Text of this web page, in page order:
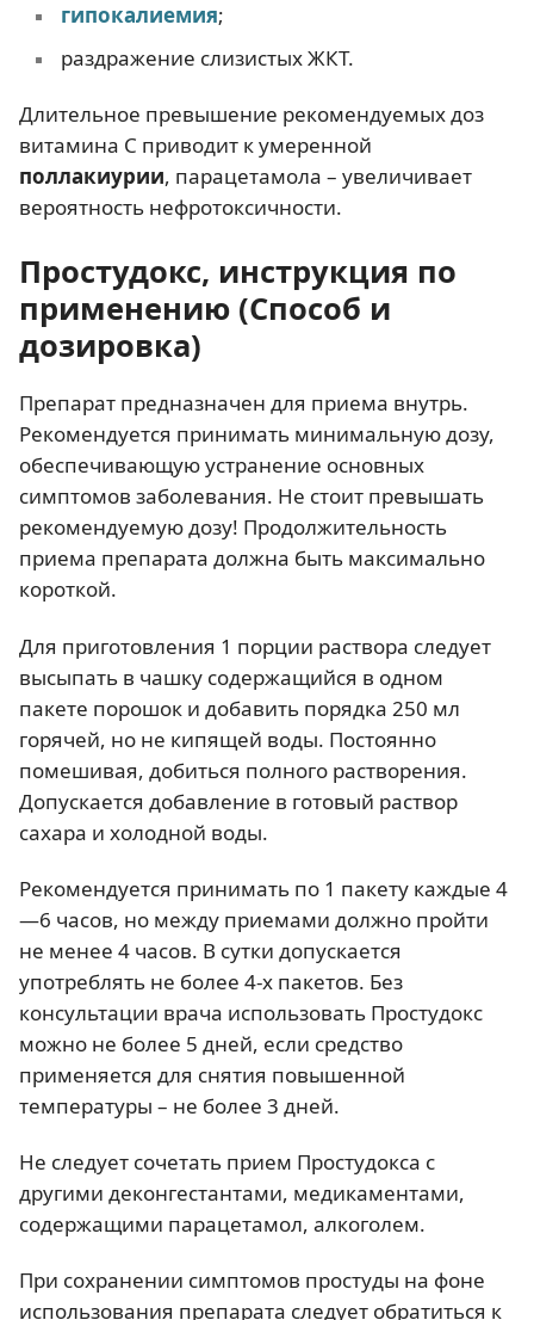
гипокалиемия;
раздражение слизистых ЖКТ.
Длительное превышение рекомендуемых доз
витамина С приводит к умеренной
поллакиурии, парацетамола – увеличивает
вероятность нефротоксичности.
Простудокс, инструкция по
применению (Способ и
дозировка)
Препарат предназначен для приема внутрь.
Рекомендуется принимать минимальную дозу,
обеспечивающую устранение основных
симптомов заболевания. Не стоит превышать
рекомендуемую дозу! Продолжительность
приема препарата должна быть максимально
короткой.
Для приготовления 1 порции раствора следует
высыпать в чашку содержащийся в одном
пакете порошок и добавить порядка 250 мл
горячей, но не кипящей воды. Постоянно
помешивая, добиться полного растворения.
Допускается добавление в готовый раствор
сахара и холодной воды.
Рекомендуется принимать по 1 пакету каждые 4
—6 часов, но между приемами должно пройти
не менее 4 часов. В сутки допускается
употреблять не более 4-х пакетов. Без
консультации врача использовать Простудокс
можно не более 5 дней, если средство
применяется для снятия повышенной
температуры – не более 3 дней.
Не следует сочетать прием Простудокса с
другими деконгестантами, медикаментами,
содержащими парацетамол, алкоголем.
При сохранении симптомов простуды на фоне
использования препарата следует обратиться к